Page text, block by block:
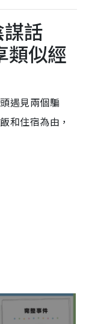
話
類似經
遇見兩個騙
和住宿為由，